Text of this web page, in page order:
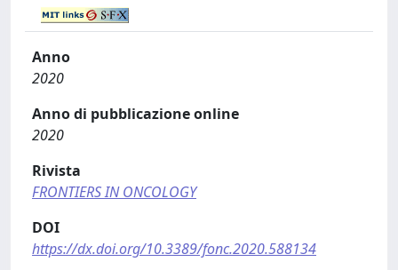
Anno
2020
Anno di pubblicazione online
2020
Rivista
FRONTIERS IN ONCOLOGY
DOI
https://dx.doi.org/10.3389/fonc.2020.588134